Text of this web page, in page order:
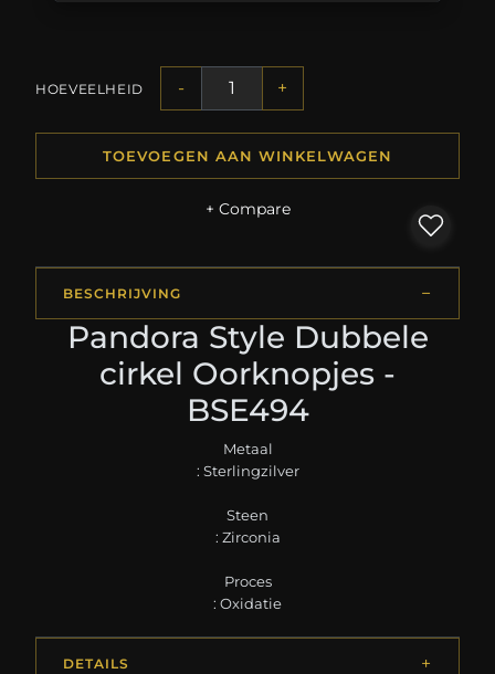
HOEVEELHEID - +
TOEVOEGEN AAN WINKELWAGEN
+ Compare
BESCHRIJVING
Pandora Style Dubbele
cirkel Oorknopjes -
BSE494
Metaal
: Sterlingzilver
Steen
: Zirconia
Proces
: Oxidatie
DETAILS